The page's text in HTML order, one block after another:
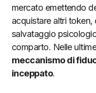
mercato emettendo
acquistare altri token,
salvataggio
comparto. Nelle
meccanismo di
inceppato.